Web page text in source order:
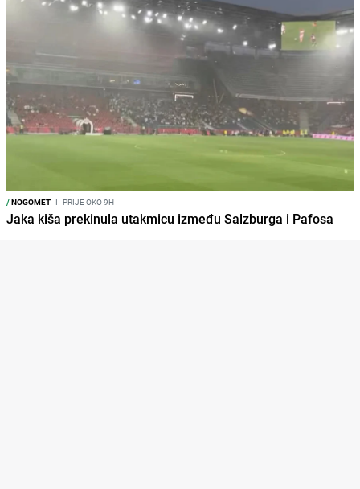
/NOGOMET I PRIJE OKO 9H
Jaka kiša prekinula utakmicu između Salzburga i Pafosa